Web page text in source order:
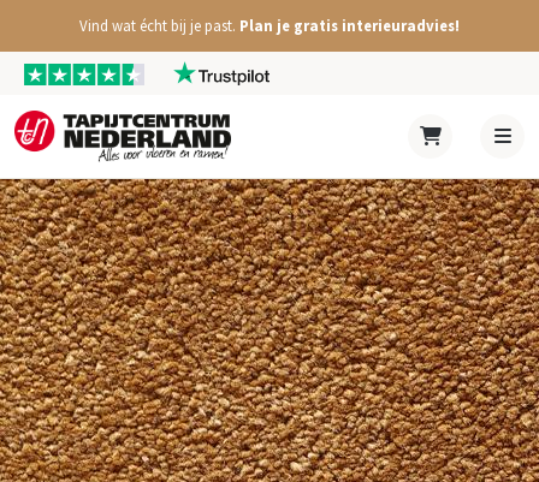
Vind wat écht bij je past. Plan je gratis interieuradvies!